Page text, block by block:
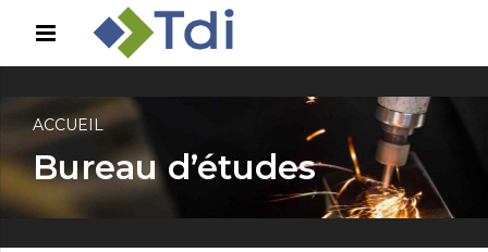
ACCUEIL
Bureau d’études